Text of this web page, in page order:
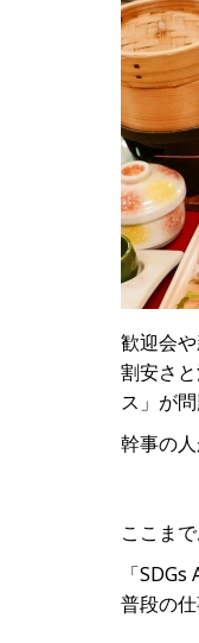
歓迎会や
割安さ
ス」が
幹事の
ここま
「
普段の